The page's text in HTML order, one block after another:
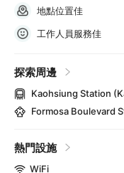
地點位置佳
工作人員服務佳
探索周邊
Kaohsiung Station
Formosa Boulevard
熱門設施
WiFi